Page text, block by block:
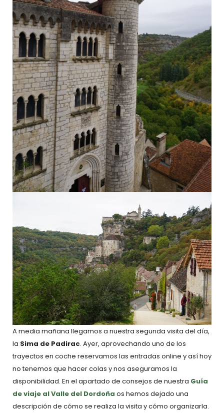
A media mañana llegamos a nuestra segunda visita del día,
la Sima de Padirac. Ayer, aprovechando uno de los
trayectos en coche reservamos las entradas online y así hoy
no tenemos que hacer colas y nos aseguramos la
disponibilidad. En el apartado de consejos de nuestra Guía
de viaje al Valle del Dordoña os hemos dejado una
descripción de cómo se realiza la visita y cómo organizarla.